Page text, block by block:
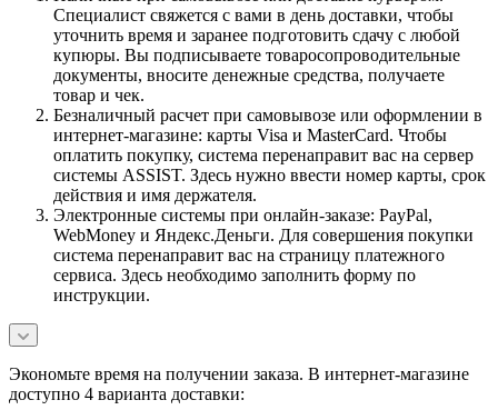
Специалист свяжется с вами в день доставки, чтобы
уточнить время и заранее подготовить сдачу с любой
купюры. Вы подписываете товаросопроводительные
документы, вносите денежные средства, получаете
товар и чек.
Безналичный расчет при самовывозе или оформлении в
интернет-магазине: карты Visa и MasterCard. Чтобы
оплатить покупку, система перенаправит вас на сервер
системы ASSIST. Здесь нужно ввести номер карты, срок
действия и имя держателя.
Электронные системы при онлайн-заказе: PayPal,
WebMoney и Яндекс.Деньги. Для совершения покупки
система перенаправит вас на страницу платежного
сервиса. Здесь необходимо заполнить форму по
инструкции.
Экономьте время на получении заказа. В интернет-магазине
доступно 4 варианта доставки: